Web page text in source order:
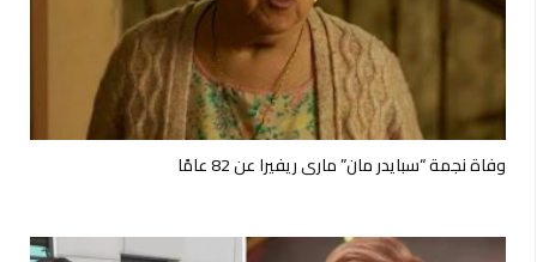
وفاة نجمة “سبايدر مان” ماري ريفيرا عن 82 عامًا